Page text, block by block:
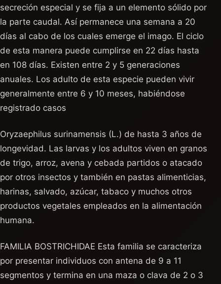
secreción especial y se fija a un elemento sólido por
la parte caudal. Así permanece una semana a 20
días al cabo de los cuales emerge el imago. El ciclo
de esta manera puede cumplirse en 22 días hasta
en 108 días. Existen entre 2 y 5 generaciones
anuales. Los adulto de esta especie pueden vivir
generalmente entre 6 y 10 meses, habiéndose
registrado casos
Oryzaephilus surinamensis (L.) de hasta 3 años de
longevidad. Las larvas y los adultos viven en granos
de trigo, arroz, avena y cebada partidos o atacado
por otros insectos y también en pastas alimenticias,
harinas, salvado, azúcar, tabaco y muchos otros
productos vegetales empleados en la alimentación
humana.
FAMILIA BOSTRICHIDAE Esta familia se caracteriza
por presentar individuos con antena de 9 a 11
segmentos y termina en una maza o clava de 2 o 3